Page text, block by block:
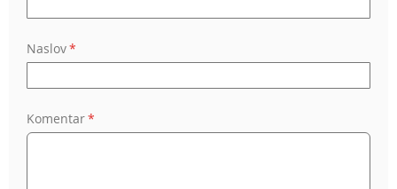
Naslov
Komentar